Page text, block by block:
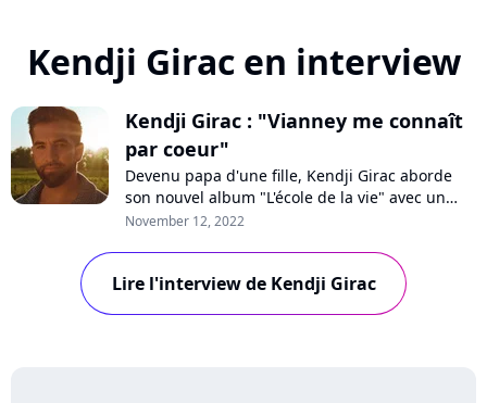
Kendji Girac en interview
Kendji Girac : "Vianney me connaît
par coeur"
Devenu papa d'une fille, Kendji Girac aborde
son nouvel album "L'école de la vie" avec un
regard nouveau. En interview pour Purecharts,
avec sa petite Eva, revient sur sa propre
enfance, son évolution et sa collaboration avec
November 12, 2022
Lire l'interview de Kendji Girac